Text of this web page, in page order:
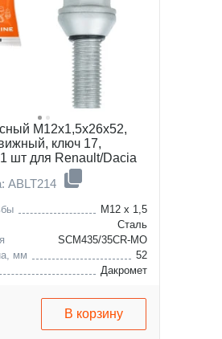
M12x1,5x26x52,
ключ 17,
1 шт для Renault/Dacia
ABLT214
M12 x 1,5
Сталь
SCM435/35CR-MO
мм
52
Дакромет
logan
sandero
В корзину